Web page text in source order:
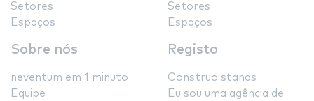
Setores
Espaços
Setores
Espaços
Sobre nós
neventum em 1 minuto
Equipe
Registo
Construo stands
Eu sou uma agência de